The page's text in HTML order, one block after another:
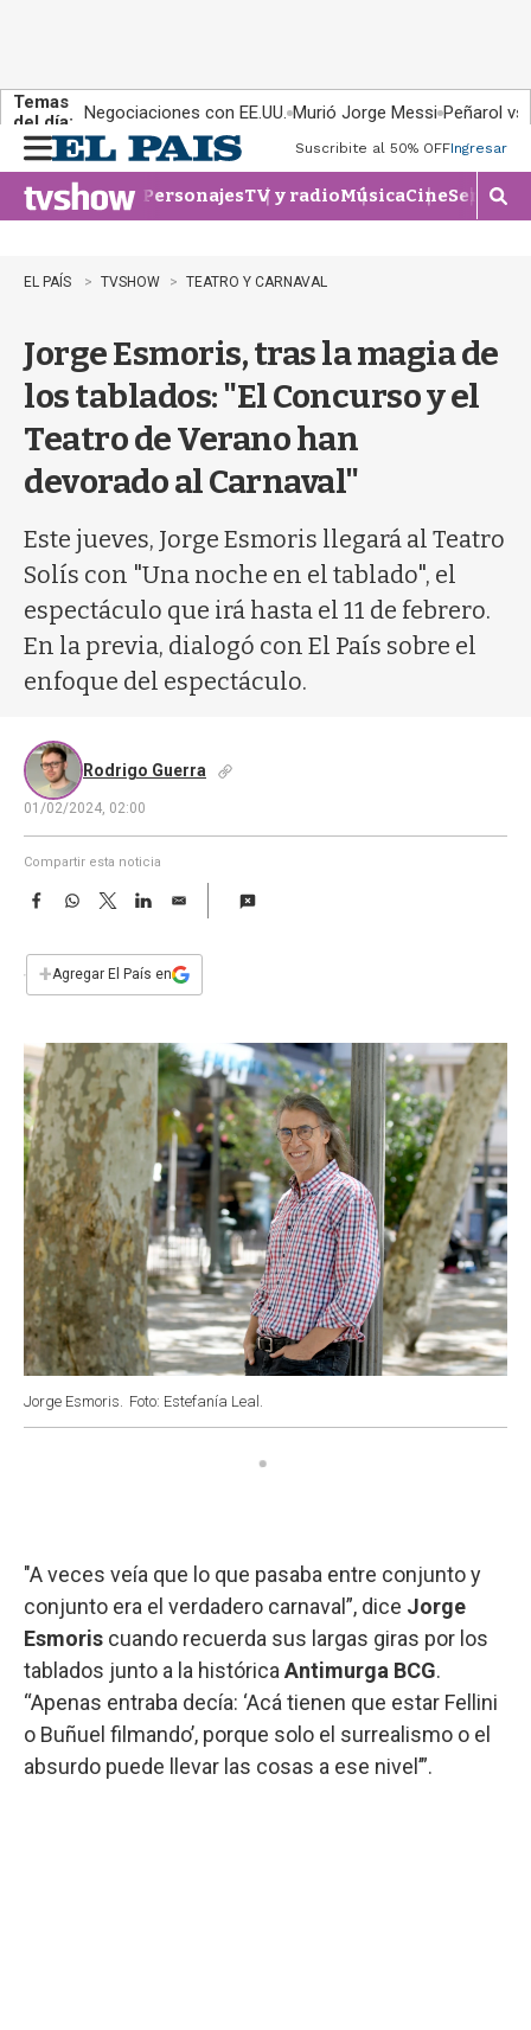
Temas
del día: Negociaciones con EE.UU. Murió Jorge Messi Peñarol
n
u
Suscribite al 50% OFFIngresar
PersonajesTV y radioMúsicaCineSeries
M
o
r
b
a
EL PAÍS TVSHOW TEATRO Y CARNAVAL
Jorge Esmoris, tras la magia de
los tablados: "El Concurso y el
Teatro de Verano han
devorado al Carnaval"
Este jueves, Jorge Esmoris llegará al Teatro
Solís con "Una noche en el tablado", el
espectáculo que irá hasta el 11 de febrero.
En la previa, dialogó con El País sobre el
enfoque del espectáculo.
Rodrigo Guerra
01/02/2024, 02:00
Compartir esta noticia
F
e
b
k
W
s
p
T
w
t
L
n
E
i
l
+Agregar El País en
Jorge Esmoris. Foto: Estefanía Leal.
"A veces veía que lo que pasaba entre conjunto y
conjunto era el verdadero carnaval”, dice Jorge
Esmoris cuando recuerda sus largas giras por los
tablados junto a la histórica Antimurga BCG.
“Apenas entraba decía: ‘Acá tienen que estar Fellini
o Buñuel filmando’, porque solo el surrealismo o el
absurdo puede llevar las cosas a ese nivel’”.